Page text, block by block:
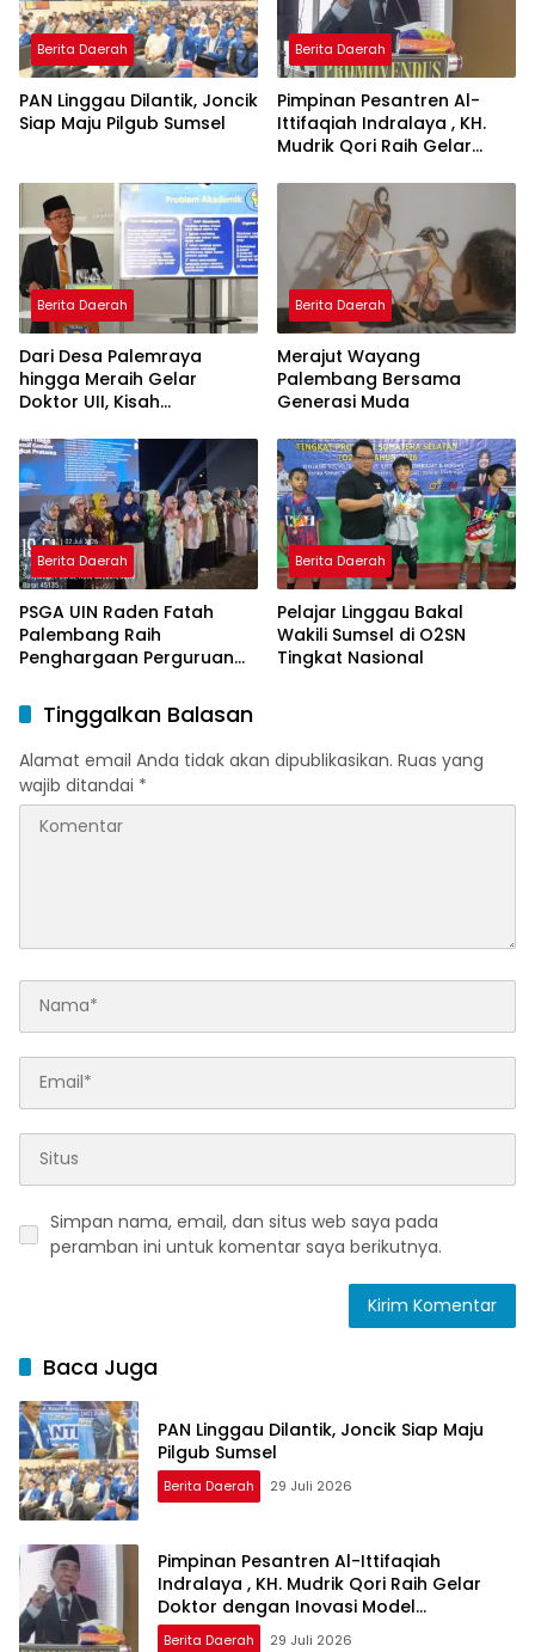
Berita Daerah
PAN Linggau Dilantik, Joncik
Siap Maju Pilgub Sumsel
Berita Daerah
Pimpinan Pesantren Al-
Ittifaqiah Indralaya , KH.
Mudrik Qori Raih Gelar
Model Pembelajaran
Nagham Al-Qur’an di UMM
Berita Daerah
Dari Desa Palemraya
hingga Meraih Gelar
Doktor UII, Kisah
Yogyakarta yang Pernah
Menjadi Driver Taksi Online
Berita Daerah
Merajut Wayang
Palembang Bersama
Generasi Muda
Berita Daerah
PSGA UIN Raden Fatah
Palembang Raih
Penghargaan Perguruan
Peringkat Pratama
Berita Daerah
Pelajar Linggau Bakal
Wakili Sumsel di O2SN
Tingkat Nasional
Tinggalkan Balasan
Alamat email Anda tidak akan dipublikasikan. Ruas yang
wajib ditandai *
Simpan nama, email, dan situs web saya pada
peramban ini untuk komentar saya berikutnya.
Baca Juga
PAN Linggau Dilantik, Joncik Siap Maju
Pilgub Sumsel
Berita Daerah 29 Juli 2026
Pimpinan Pesantren Al-Ittifaqiah
Indralaya , KH. Mudrik Qori Raih Gelar
Doktor dengan Inovasi Model
Pembelajaran Nagham Al-Qur’an di UMM
Berita Daerah 29 Juli 2026